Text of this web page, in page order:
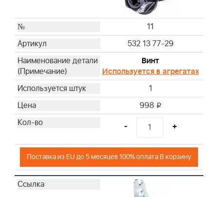
11
532 13 77-29
Винт
Используется в агрегатах
1
998 i
- +
Поставка из EU до 5 месяцев 100% оплата В корзину